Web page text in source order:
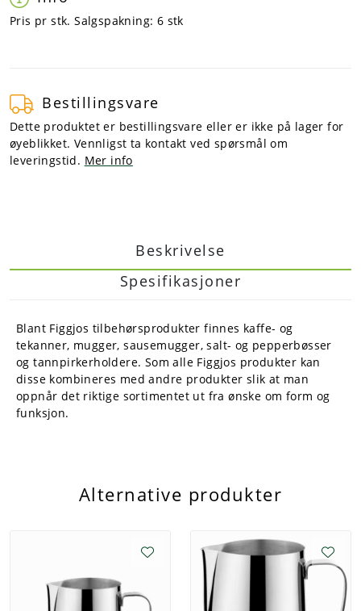
Beskrivelse
Spesifikasjoner
Blant Figgjos tilbehørsprodukter finnes kaffe- og
tekanner, mugger, sausemugger, salt- og pepperbøsser
og tannpirkerholdere. Som alle Figgjos produkter kan
disse kombineres med andre produkter slik at man
oppnår det riktige sortimentet ut fra ønske om form og
funksjon.
Pris pr stk. Salgspakning: 6 stk
Bestillingsvare
Dette produktet er bestillingsvare eller er ikke på lager for
øyeblikket. Vennligst ta kontakt ved spørsmål om
leveringstid. Mer info
Alternative produkter